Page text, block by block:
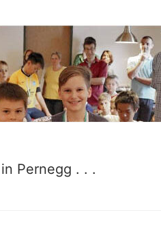
Pernegg . . .